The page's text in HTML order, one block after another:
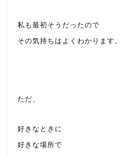
私も最初そうだったので
その気持ちはよくわかります。
ただ、
好きなときに
好きな場所で